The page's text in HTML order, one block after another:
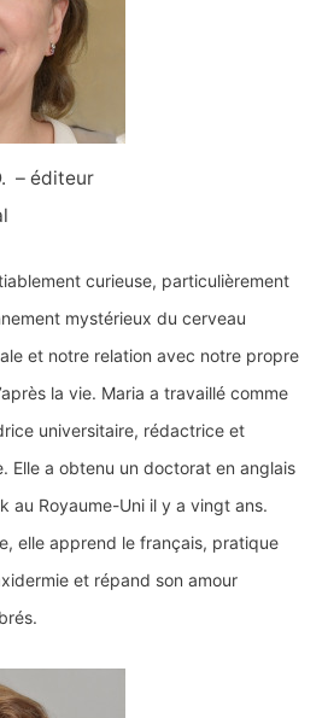
– éditeur
curieuse, particulièrement
mystérieux du cerveau
et notre relation avec notre propre
la vie. Maria a travaillé comme
universitaire, rédactrice et
Elle a obtenu un doctorat en anglais
au Royaume-Uni il y a vingt ans.
elle apprend le français, pratique
et répand son amour